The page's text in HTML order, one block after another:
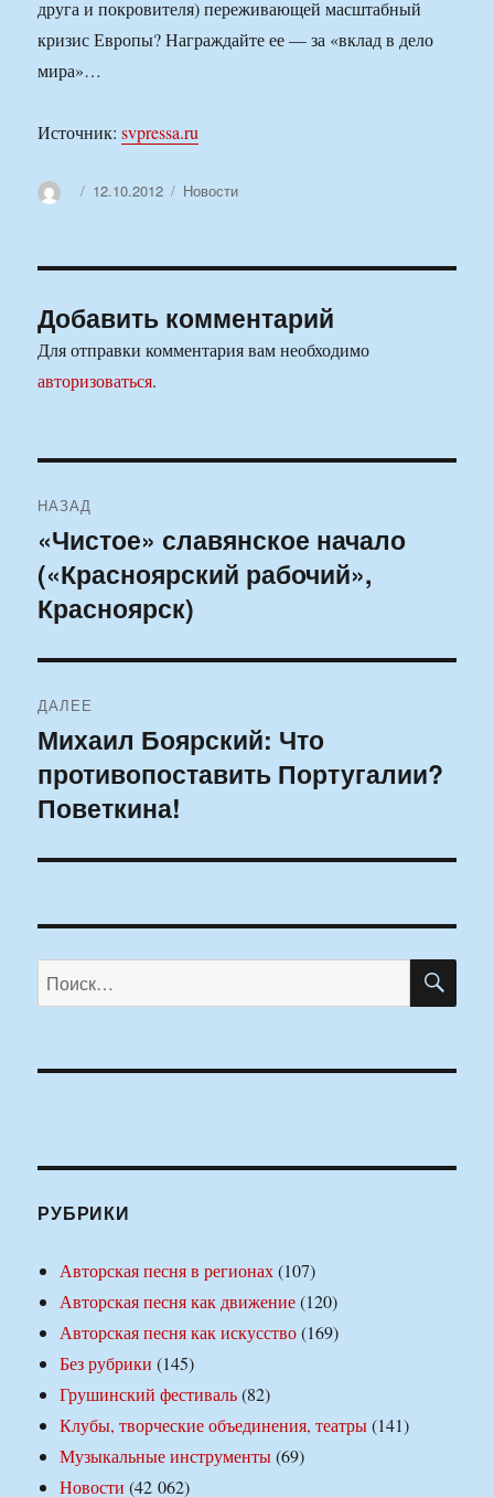
друга и покровителя) переживающей масштабный
кризис Европы? Награждайте ее — за «вклад в дело
мира»…
Источник:svpressa.ru
АвторОпубликовано
12.10.2012 Рубрики
Новости
Добавить комментарий
Для отправки комментария вам необходимо
авторизоваться.
по
записям
НАЗАД
Предыдущая
запись:
«Чистое» славянское начало
(«Красноярский рабочий»,
Красноярск)
ДАЛЕЕ
Следующая
запись:
Михаил Боярский: Что
противопоставить Португалии?
Поветкина!
Искать:
РУБРИКИ
Авторская песня в регионах(107)
Авторская песня как движение(120)
Авторская песня как искусство(169)
Без рубрики (145)
Грушинский фестиваль(82)
Клубы, творческие объединения, театры(141)
Музыкальные инструменты(69)
Новости (42 062)